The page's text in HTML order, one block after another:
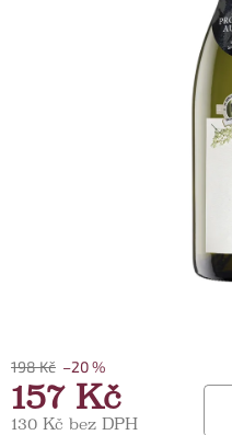
198 Kč –20 %
157 Kč
130 Kč bez DPH